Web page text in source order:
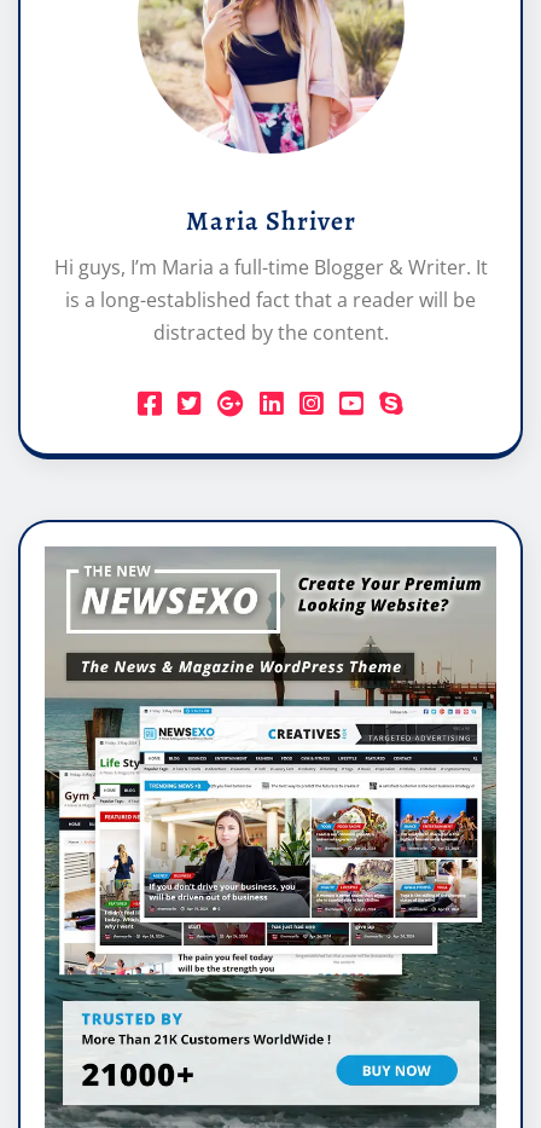
Maria Shriver
Hi guys, I’m Maria a full-time Blogger & Writer. It
is a long-established fact that a reader will be
distracted by the content.